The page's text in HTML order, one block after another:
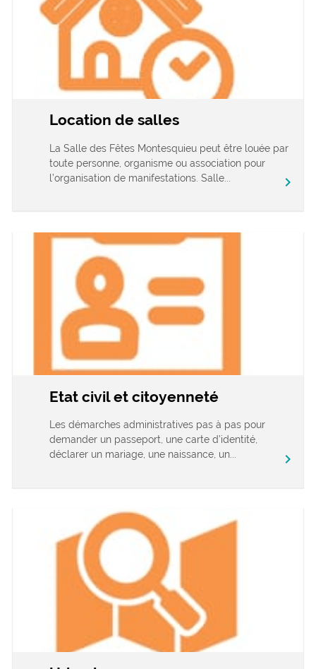
Location de salles
La Salle des Fêtes Montesquieu peut être louée par
toute personne, organisme ou association pour
l’organisation de manifestations. Salle...
chevron_right
Etat civil et citoyenneté
Les démarches administratives pas à pas pour
demander un passeport, une carte d’identité,
déclarer un mariage, une naissance, un...
chevron_right